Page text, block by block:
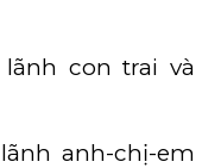
con trai và
anh-chị-em